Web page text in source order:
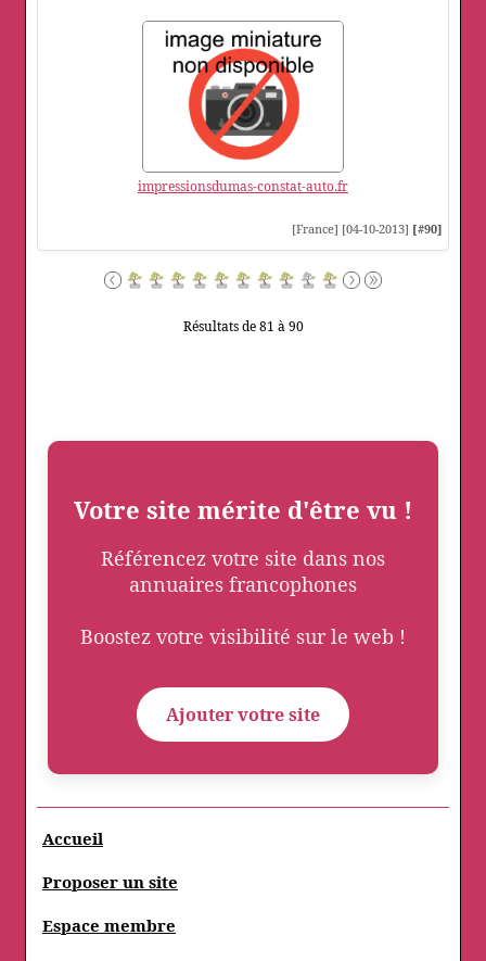
impressionsdumas-constat-auto.fr
[France] [04-10-2013] [#90]
Résultats de 81 à 90
Votre site mérite d'être vu !
Référencez votre site dans nos
annuaires francophones
Boostez votre visibilité sur le web !
Ajouter votre site
Accueil
Proposer un site
Espace membre